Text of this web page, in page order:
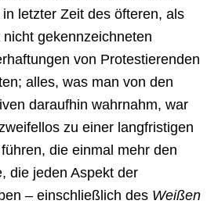
letzter Zeit des öfteren, als
gekennzeichneten
von Protestierenden
alles, was man von den
daraufhin wahrnahm, war
zu einer langfristigen
die einmal mehr den
die jeden Aspekt der
– einschließlich des Weißen